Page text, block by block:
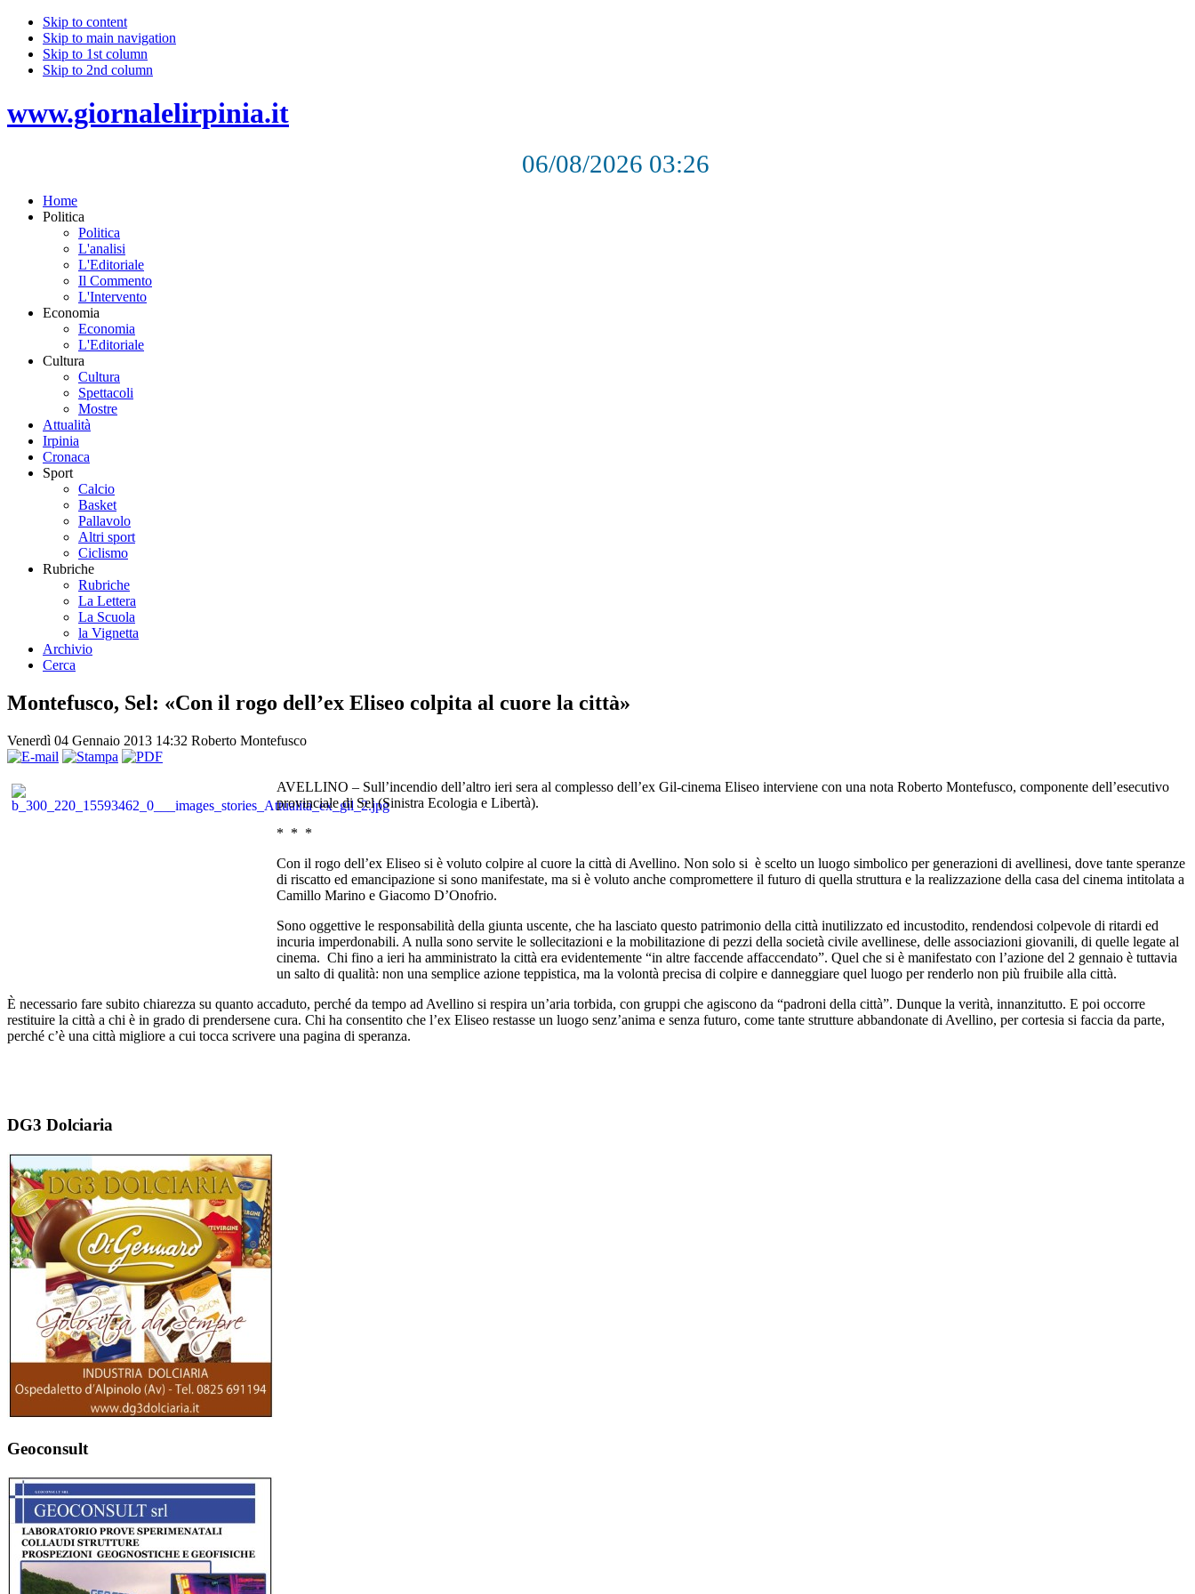
Skip to content
Skip to main navigation
Skip to 1st column
Skip to 2nd column
www.giornalelirpinia.it
06/08/2026 03:26
Home
Politica
Politica
L'analisi
L'Editoriale
Il Commento
L'Intervento
Economia
Economia
L'Editoriale
Cultura
Cultura
Spettacoli
Mostre
Attualità
Irpinia
Cronaca
Sport
Calcio
Basket
Pallavolo
Altri sport
Ciclismo
Rubriche
Rubriche
La Lettera
La Scuola
la Vignetta
Archivio
Cerca
Montefusco, Sel: «Con il rogo dell’ex Eliseo colpita al cuore la città»
Venerdì 04 Gennaio 2013 14:32 Roberto Montefusco
AVELLINO – Sull’incendio dell’altro ieri sera al complesso dell’ex Gil-cinema Eliseo interviene con una nota Roberto Montefusco, componente dell’esecutivo
provinciale di Sel (Sinistra Ecologia e Libertà).
* * *
Con il rogo dell’ex Eliseo si è voluto colpire al cuore la città di Avellino. Non solo si è scelto un luogo simbolico per generazioni di avellinesi, dove tante speranze
di riscatto ed emancipazione si sono manifestate, ma si è voluto anche compromettere il futuro di quella struttura e la realizzazione della casa del cinema intitolata a
Camillo Marino e Giacomo D’Onofrio.
Sono oggettive le responsabilità della giunta uscente, che ha lasciato questo patrimonio della città inutilizzato ed incustodito, rendendosi colpevole di ritardi ed
incuria imperdonabili. A nulla sono servite le sollecitazioni e la mobilitazione di pezzi della società civile avellinese, delle associazioni giovanili, di quelle legate al
cinema. Chi fino a ieri ha amministrato la città era evidentemente “in altre faccende affaccendato”. Quel che si è manifestato con l’azione del 2 gennaio è tuttavia
un salto di qualità: non una semplice azione teppistica, ma la volontà precisa di colpire e danneggiare quel luogo per renderlo non più fruibile alla città.
È necessario fare subito chiarezza su quanto accaduto, perché da tempo ad Avellino si respira un’aria torbida, con gruppi che agiscono da “padroni della città”. Dunque la verità, innanzitutto. E poi occorre
restituire la città a chi è in grado di prendersene cura. Chi ha consentito che l’ex Eliseo restasse un luogo senz’anima e senza futuro, come tante strutture abbandonate di Avellino, per cortesia si faccia da parte,
perché c’è una città migliore a cui tocca scrivere una pagina di speranza.
DG3 Dolciaria
Geoconsult